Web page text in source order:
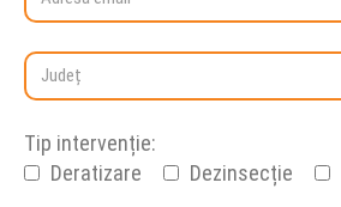
Tip intervenție:
Deratizare
Dezinsecție